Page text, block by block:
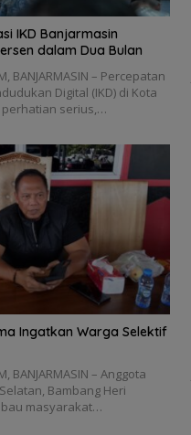
IKD Banjarmasin
dalam Dua Bulan
BANJARMASIN – Percepatan
Digital (IKD) di Kota
serius,…
Ingatkan Warga Selektif
BANJARMASIN – Anggota
Bambang Heri
masyarakat…